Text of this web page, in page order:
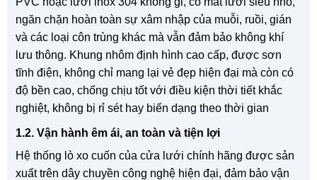
ngăn chặn hoàn toàn sự xâm nhập của muỗi, ruồi, gián
và các loại côn trùng khác mà vẫn đảm bảo không khí
lưu thông. Khung nhôm định hình cao cấp, được sơn
tĩnh điện, không chỉ mang lại vẻ đẹp hiện đại mà còn có
độ bền cao, chống chịu tốt với điều kiện thời tiết khắc
nghiệt, không bị rỉ sét hay biến dạng theo thời gian
1.2. Vận hành êm ái, an toàn và tiện lợi
Hệ thống lò xo cuốn của cửa lưới chính hãng được sản
xuất trên dây chuyền công nghệ hiện đại, đảm bảo vận